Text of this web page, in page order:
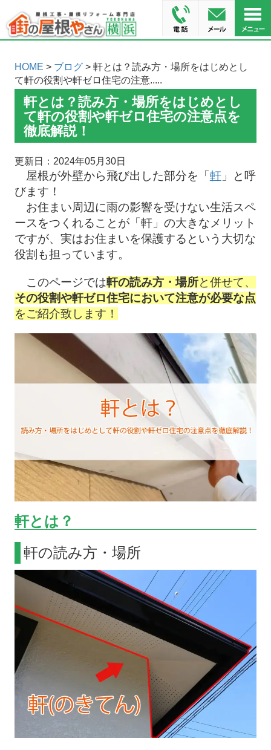
HOME > ブログ> 軒とは？読み方・場所をはじめとし
て軒の役割や軒ゼロ住宅の注意.....
軒とは？読み方・場所をはじめとし
て軒の役割や軒ゼロ住宅の注意点を
徹底解説！
更新日：2024年05月30日
屋根が外壁から飛び出した部分を「 軒」と呼
びます！
お住まい周辺に雨の影響を受けない生活スペ
ースをつくれることが「軒」の大きなメリット
ですが、実はお住まいを保護するという大切な
役割も担っています。
このページでは軒の読み方・場所と併せて、
その役割や軒ゼロ住宅において注意が必要な点
をご紹介致します！
軒とは？
軒の読み方・場所